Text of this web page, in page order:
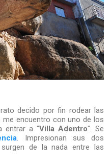
decido por fin rodear las
me encuentro con uno de los
entrar a "Villa Adentro". Se
. Impresionan sus dos
de la nada entre las